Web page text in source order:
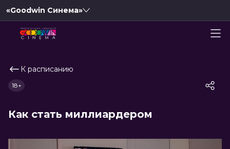
«Goodwin Синема»
К расписанию
Как стать миллиардером
18+